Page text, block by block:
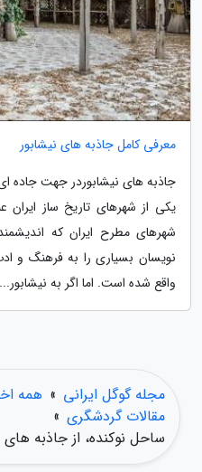
معرفی کامل جاذبه های نیشابور
جاذبه های نیشابوردر جهت جاده
یکی از شهرهای تاریخ ساز ایران
شهرهای مطرح ایران که
نویسان بسیاری را به فرهنگ و
واقع شده است. اما اگر به نیشابور...
مجله گوگل ایرانی » همه
مقالات گردشگری »
ساحل نوکنده، از جاذبه های